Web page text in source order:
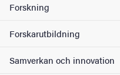
Forskning
Forskarutbildning
Samverkan och innovation